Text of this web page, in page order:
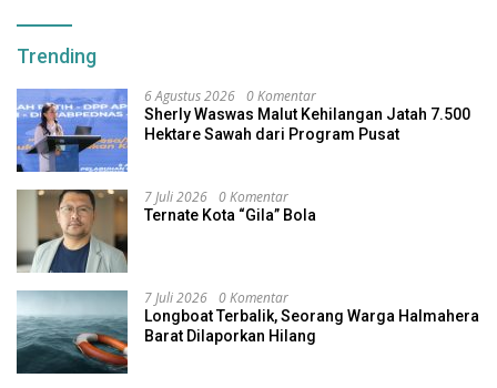
Trending
6 Agustus 2026 0 Komentar
Sherly Waswas Malut Kehilangan Jatah 7.500
Hektare Sawah dari Program Pusat
7 Juli 2026 0 Komentar
Ternate Kota “Gila” Bola
7 Juli 2026 0 Komentar
Longboat Terbalik, Seorang Warga Halmahera
Barat Dilaporkan Hilang